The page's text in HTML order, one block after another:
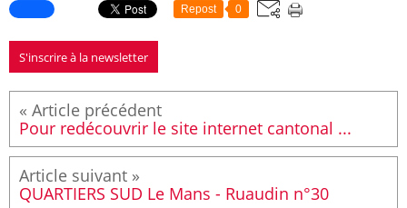
Repost 0
S'inscrire à la newsletter
Pour redécouvrir le site internet cantonal ...
QUARTIERS SUD Le Mans - Ruaudin n°30